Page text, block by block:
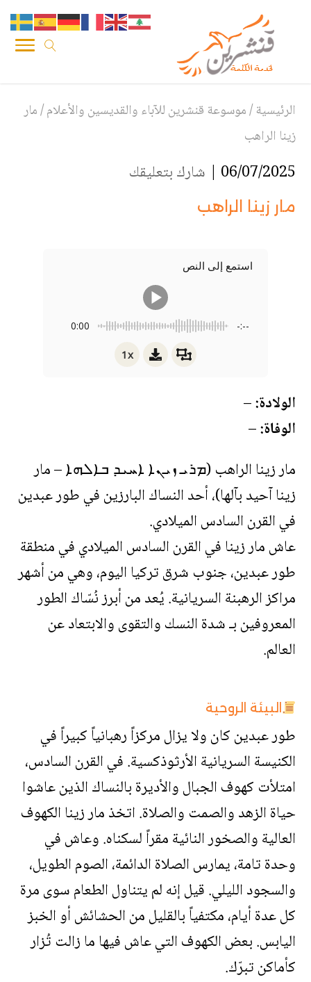
الرئيسية/موسوعة قنشرين للآباء والقديسين والأعلام/مار
زينا الراهب
06/07/2025 | شارك بتعليقك
مار زينا الراهب
استمع إلى النص
0:00 -:--
1x
الولادة:–
الوفاة:–
مار زينا الراهب (ܡܪܝ ܙܝܢܐ ܐܚܝܕ ܒܐܠܗܐ – مار
زينا آحيد بآلها)، أحد النساك البارزين في طور عبدين
في القرن السادس الميلادي.
عاش مار زينا في القرن السادس الميلادي في منطقة
طور عبدين، جنوب شرق تركيا اليوم، وهي من أشهر
مراكز الرهبنة السريانية. يُعد من أبرز نُسّاك الطور
المعروفين بـ شدة النسك والتقوى والابتعاد عن
العالم.
البيئة الروحية
طور عبدين كان ولا يزال مركزاً رهبانياً كبيراً في
الكنيسة السريانية الأرثوذكسية. في القرن السادس،
امتلأت كهوف الجبال والأديرة بالنساك الذين عاشوا
حياة الزهد والصمت والصلاة. اتخذ مار زينا الكهوف
العالية والصخور النائية مقراً لسكناه. وعاش في
وحدة تامة، يمارس الصلاة الدائمة، الصوم الطويل،
والسجود الليلي. قيل إنه لم يتناول الطعام سوى مرة
كل عدة أيام، مكتفياً بالقليل من الحشائش أو الخبز
اليابس. بعض الكهوف التي عاش فيها ما زالت تُزار
كأماكن تبرّك.